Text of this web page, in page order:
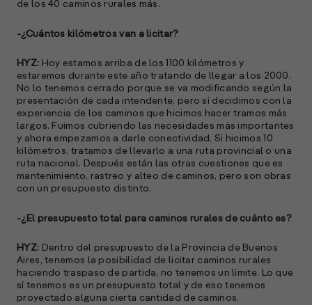
de los 40 caminos rurales más.
-¿Cuántos kilómetros van a licitar?
HYZ: Hoy estamos arriba de los 1100 kilómetros y
estaremos durante este año tratando de llegar a los 2000.
No lo tenemos cerrado porque se va modificando según la
presentación de cada intendente, pero sí decidimos con la
experiencia de los caminos que hicimos hacer tramos más
largos. Fuimos cubriendo las necesidades más importantes
y ahora empezamos a darle conectividad. Si hicimos 10
kilómetros, tratamos de llevarlo a una ruta provincial o una
ruta nacional. Después están las otras cuestiones que es
mantenimiento, rastreo y alteo de caminos, pero son obras
con un presupuesto distinto.
-¿El presupuesto total para caminos rurales de cuánto es?
HYZ: Dentro del presupuesto de la Provincia de Buenos
Aires, tenemos la posibilidad de licitar caminos rurales
haciendo traspaso de partida, no tenemos un límite. Lo que
sí tenemos es un presupuesto total y de eso tenemos
proyectado alguna cierta cantidad de caminos.